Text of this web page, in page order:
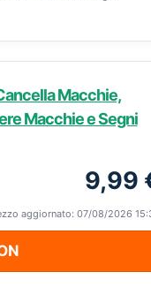
Macchie,
Macchie e Segni
9,99
aggiornato: 07/08/2026